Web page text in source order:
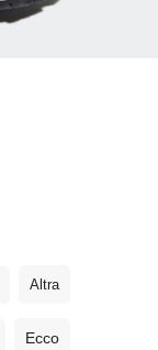
Altra
Ecco